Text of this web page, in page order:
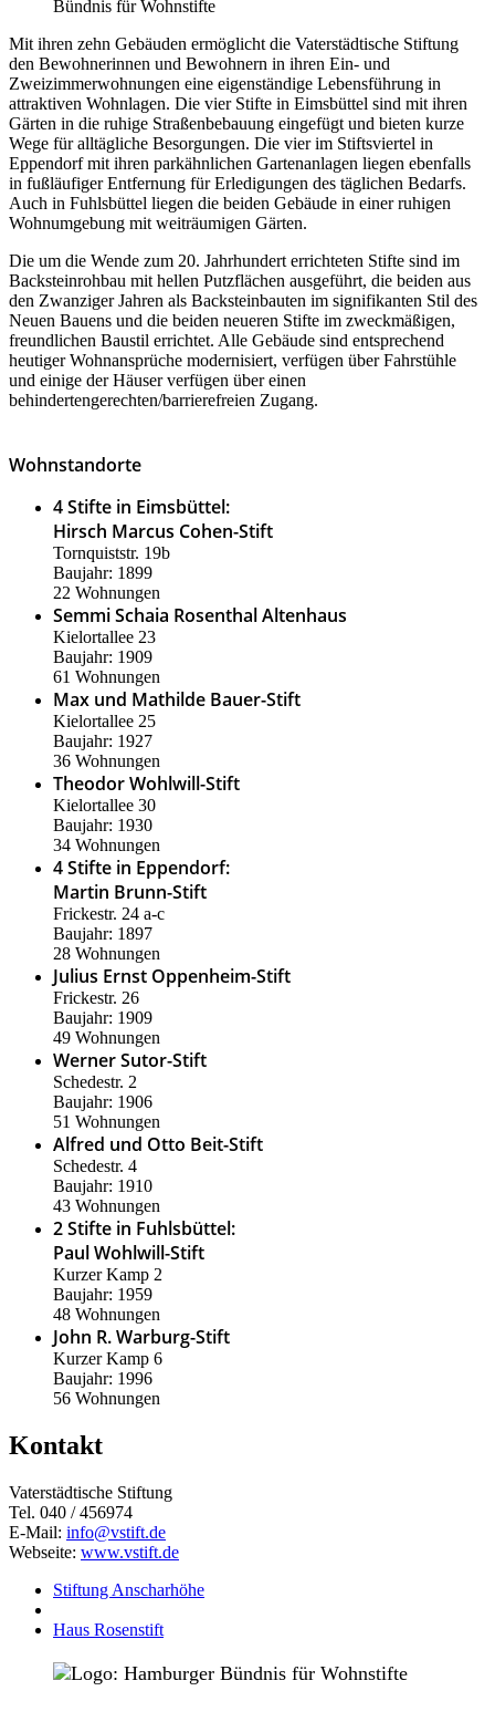
Bündnis für Wohnstifte
Mit ihren zehn Gebäuden ermöglicht die Vaterstädtische Stiftung
den Bewohnerinnen und Bewohnern in ihren Ein- und
Zweizimmerwohnungen eine eigenständige Lebensführung in
attraktiven Wohnlagen. Die vier Stifte in Eimsbüttel sind mit ihren
Gärten in die ruhige Straßenbebauung eingefügt und bieten kurze
Wege für alltägliche Besorgungen. Die vier im Stiftsviertel in
Eppendorf mit ihren parkähnlichen Gartenanlagen liegen ebenfalls
in fußläufiger Entfernung für Erledigungen des täglichen Bedarfs.
Auch in Fuhlsbüttel liegen die beiden Gebäude in einer ruhigen
Wohnumgebung mit weiträumigen Gärten.
Die um die Wende zum 20. Jahrhundert errichteten Stifte sind im
Backsteinrohbau mit hellen Putzflächen ausgeführt, die beiden aus
den Zwanziger Jahren als Backsteinbauten im signifikanten Stil des
Neuen Bauens und die beiden neueren Stifte im zweckmäßigen,
freundlichen Baustil errichtet. Alle Gebäude sind entsprechend
heutiger Wohnansprüche modernisiert, verfügen über Fahrstühle
und einige der Häuser verfügen über einen
behindertengerechten/barrierefreien Zugang.
Wohnstandorte
4 Stifte in Eimsbüttel:
Hirsch Marcus Cohen-Stift
Tornquiststr. 19b
Baujahr: 1899
22 Wohnungen
Semmi Schaia Rosenthal Altenhaus
Kielortallee 23
Baujahr: 1909
61 Wohnungen
Max und Mathilde Bauer-Stift
Kielortallee 25
Baujahr: 1927
36 Wohnungen
Theodor Wohlwill-Stift
Kielortallee 30
Baujahr: 1930
34 Wohnungen
4 Stifte in Eppendorf:
Martin Brunn-Stift
Frickestr. 24 a-c
Baujahr: 1897
28 Wohnungen
Julius Ernst Oppenheim-Stift
Frickestr. 26
Baujahr: 1909
49 Wohnungen
Werner Sutor-Stift
Schedestr. 2
Baujahr: 1906
51 Wohnungen
Alfred und Otto Beit-Stift
Schedestr. 4
Baujahr: 1910
43 Wohnungen
2 Stifte in Fuhlsbüttel:
Paul Wohlwill-Stift
Kurzer Kamp 2
Baujahr: 1959
48 Wohnungen
John R. Warburg-Stift
Kurzer Kamp 6
Baujahr: 1996
56 Wohnungen
Kontakt
Vaterstädtische Stiftung
Tel. 040 / 456974
E-Mail: info@vstift.de
Webseite: www.vstift.de
Stiftung Anscharhöhe
Haus Rosenstift